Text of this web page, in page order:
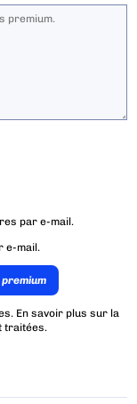
par e-mail.
e-mail.
En savoir plus sur la
traitées.